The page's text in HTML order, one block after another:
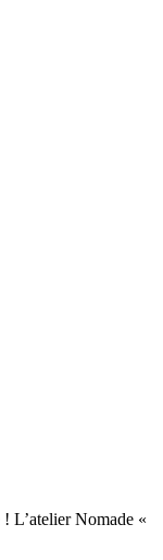
L’atelier Nomade «